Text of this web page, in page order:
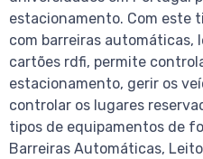
estacionamento. Com este
com barreiras automáticas,
cartões rdfi, permite
estacionamento, gerir os
controlar os lugares
tipos de equipamentos de
Barreiras Automáticas,